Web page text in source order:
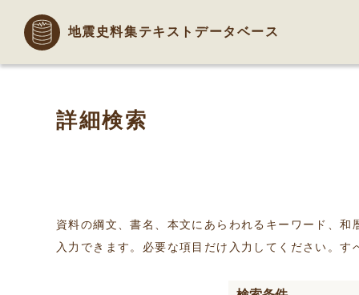
地震史料集テキストデータベース
詳細検索
資料の綱文、書名、本文にあらわれるキーワード、
入力できます。必要な項目だけ入力してください。